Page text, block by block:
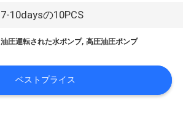
7-10daysの10PCS
油圧運転された水ポンプ,高圧油圧ポンプ
ベストプライス